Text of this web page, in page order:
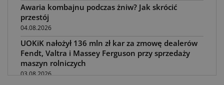
Awaria kombajnu podczas żniw? Jak skrócić
przestój
04.08.2026
UOKiK nałożył 136 mln zł kar za zmowę dealerów
Fendt, Valtra i Massey Ferguson przy sprzedaży
maszyn rolniczych
03.08.2026